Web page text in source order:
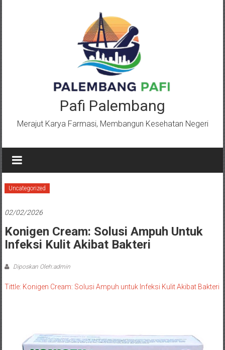
Pafi Palembang
Merajut Karya Farmasi, Membangun Kesehatan Negeri
Uncategorized
02/02/2026
Konigen Cream: Solusi Ampuh Untuk
Infeksi Kulit Akibat Bakteri
Diposkan Oleh:admin
Tittle: Konigen Cream: Solusi Ampuh untuk Infeksi Kulit Akibat Bakteri